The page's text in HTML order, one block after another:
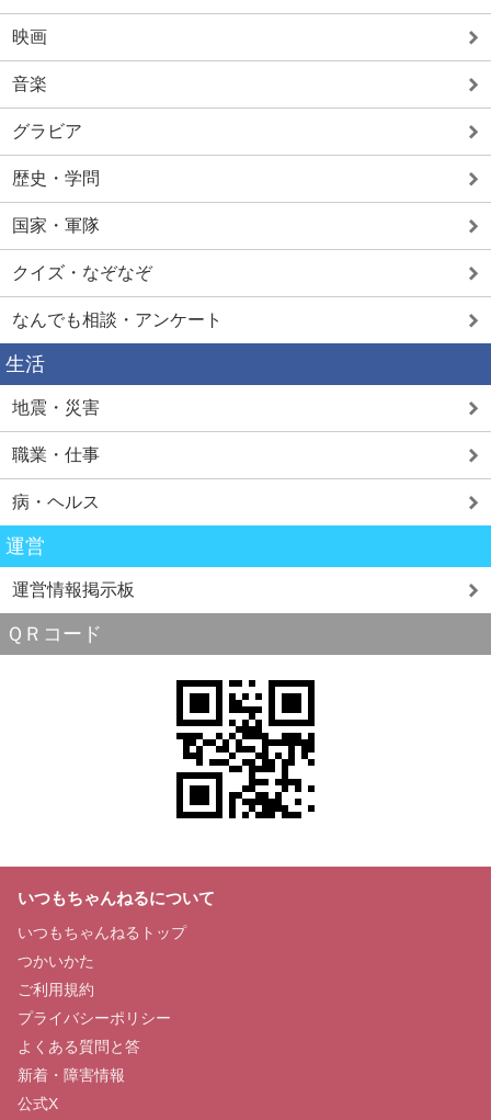
映画
音楽
グラビア
歴史・学問
国家・軍隊
クイズ・なぞなぞ
なんでも相談・アンケート
生活
地震・災害
職業・仕事
病・ヘルス
運営
運営情報掲示板
ＱＲコード
いつもちゃんねるについて
いつもちゃんねるトップ
つかいかた
ご利用規約
プライバシーポリシー
よくある質問と答
新着・障害情報
公式X